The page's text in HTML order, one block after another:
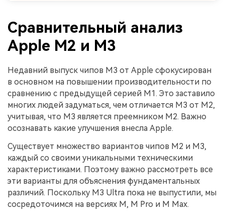
Сравнительный анализ
Apple M2 и M3
Недавний выпуск чипов M3 от Apple сфокусирован
в основном на повышении производительности по
сравнению с предыдущей серией M1. Это заставило
многих людей задуматься, чем отличается M3 от M2,
учитывая, что M3 является преемником M2. Важно
осознавать какие улучшения внесла Apple.
Существует множество вариантов чипов M2 и M3,
каждый со своими уникальными техническими
характеристиками. Поэтому важно рассмотреть все
эти варианты для объяснения фундаментальных
различий. Поскольку M3 Ultra пока не выпустили, мы
сосредоточимся на версиях M, M Pro и M Max.